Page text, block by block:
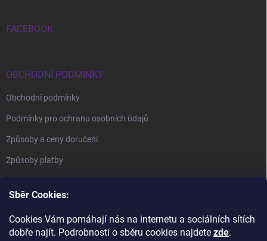
Sběr Cookies:
Cookies Vám pomáhají nás na internetu a sociálních sítích
dobře najít. Podrobnosti o sběru cookies najdete zde.
FACEBOOK
OBCHODNÍ PODMÍNKY
Obchodní podmínky
Podmínky pro ochranu osobních údajů
Způsoby a ceny doručení
Způsoby platby